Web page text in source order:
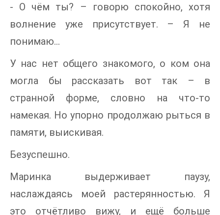
- О чём ты? – говорю спокойно, хотя
волнение уже присутствует. – Я не
понимаю…
У нас нет общего знакомого, о ком она
могла бы рассказать вот так – в
странной форме, словно на что-то
намекая. Но упорно продолжаю рыться в
памяти, выискивая.
Безуспешно.
Маринка выдерживает паузу,
наслаждаясь моей растерянностью. Я
это отчётливо вижу, и ещё больше